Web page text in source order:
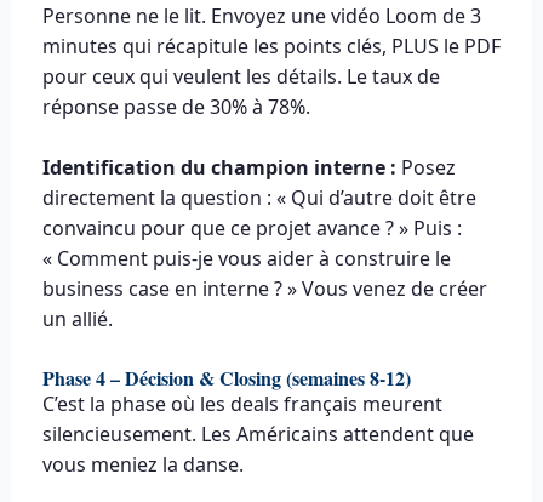
Personne ne le lit. Envoyez une vidéo Loom de 3
minutes qui récapitule les points clés, PLUS le PDF
pour ceux qui veulent les détails. Le taux de
réponse passe de 30% à 78%.
Identification du champion interne : Posez
directement la question : « Qui d’autre doit être
convaincu pour que ce projet avance ? » Puis :
« Comment puis-je vous aider à construire le
business case en interne ? » Vous venez de créer
un allié.
Phase 4 – Décision & Closing (semaines 8-12)
C’est la phase où les deals français meurent
silencieusement. Les Américains attendent que
vous meniez la danse.